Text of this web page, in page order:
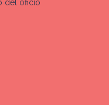
del oficio